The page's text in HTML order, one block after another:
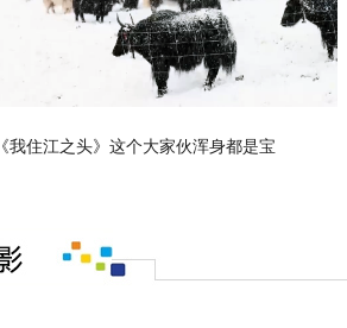
《我住江之头》这个大家伙浑身都是宝